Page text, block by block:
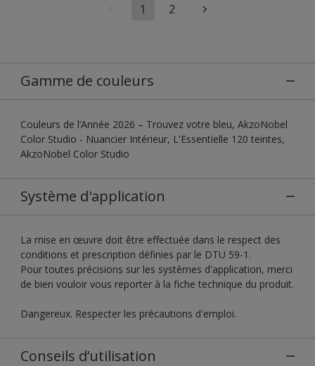
1 2
Gamme de couleurs
Couleurs de l’Année 2026 – Trouvez votre bleu, AkzoNobel
Color Studio - Nuancier Intérieur, L'Essentielle 120 teintes,
AkzoNobel Color Studio
Système d'application
La mise en œuvre doit être effectuée dans le respect des
conditions et prescription définies par le DTU 59-1.
Pour toutes précisions sur les systèmes d'application, merci
de bien vouloir vous reporter à la fiche technique du produit.
Dangereux. Respecter les précautions d'emploi.
Conseils d’utilisation